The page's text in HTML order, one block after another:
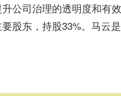
公司治理的透明度和有
股东，持股33%。马云